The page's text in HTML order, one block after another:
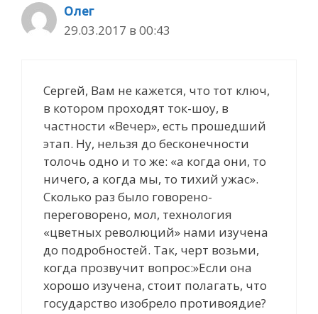
Олег
29.03.2017 в 00:43
Сергей, Вам не кажется, что тот ключ,
в котором проходят ток-шоу, в
частности «Вечер», есть прошедший
этап. Ну, нельзя до бесконечности
толочь одно и то же: «а когда они, то
ничего, а когда мы, то тихий ужас».
Сколько раз было говорено-
переговорено, мол, технология
«цветных революций» нами изучена
до подробностей. Так, черт возьми,
когда прозвучит вопрос:»Если она
хорошо изучена, стоит полагать, что
государство изобрело противоядие?